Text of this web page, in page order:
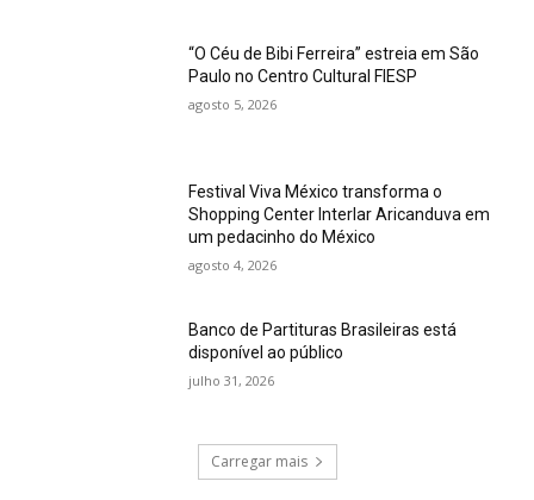
“O Céu de Bibi Ferreira” estreia em São
Paulo no Centro Cultural FIESP
agosto 5, 2026
Festival Viva México transforma o
Shopping Center Interlar Aricanduva em
um pedacinho do México
agosto 4, 2026
Banco de Partituras Brasileiras está
disponível ao público
julho 31, 2026
Carregar mais